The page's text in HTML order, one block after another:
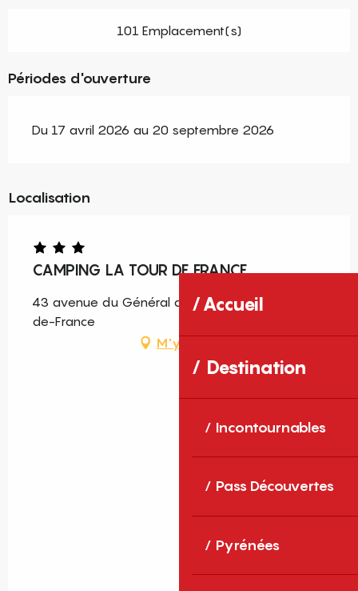
Accueil
Destination
Incontournables
Pass Découvertes
Pyrénées
101 Emplacement(s)
Périodes d'ouverture
Du 17 avril 2026 au 20 septembre 2026
Localisation
CAMPING LA TOUR DE FRANCE
43 avenue du Général de Gaulle, 66720 Latour-
de-France
M'y rendre